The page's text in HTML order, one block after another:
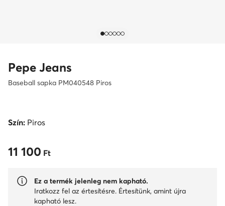
Pepe Jeans
Baseball sapka PM040548 Piros
Szín: Piros
11 100 Ft
11 100 Ft
Ez a termék jelenleg nem kapható.
Iratkozz fel az értesítésre. Értesítünk, amint újra
kapható lesz.